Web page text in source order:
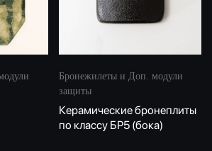
Бронежилеты и Доп. модули
защиты
Керамические бронеплиты
по классу БР5 (бока)